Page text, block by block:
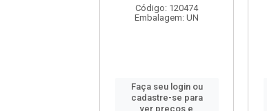
Código: 120474
Embalagem: UN
Faça seu login ou
cadastre-se para
ver preços e